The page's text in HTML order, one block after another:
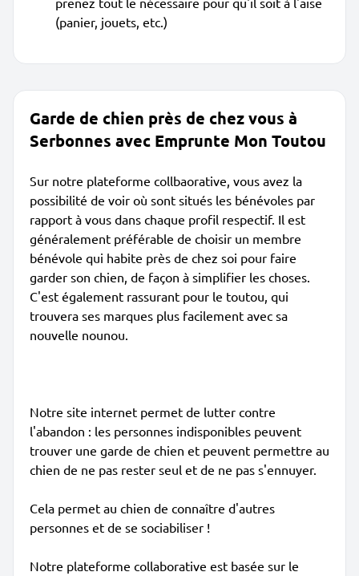
(panier, jouets, etc.)
Garde de chien près de chez vous à
Serbonnes avec Emprunte Mon Toutou
Sur notre plateforme collbaorative, vous avez la
possibilité de voir où sont situés les bénévoles par
rapport à vous dans chaque profil respectif. Il est
généralement préférable de choisir un membre
bénévole qui habite près de chez soi pour faire
garder son chien, de façon à simplifier les choses.
C'est également rassurant pour le toutou, qui
trouvera ses marques plus facilement avec sa
nouvelle nounou.
Notre site internet permet de lutter contre
l'abandon : les personnes indisponibles peuvent
trouver une garde de chien et peuvent permettre au
chien de ne pas rester seul et de ne pas s'ennuyer.
Cela permet au chien de connaître d'autres
personnes et de se sociabiliser !
Notre plateforme collaborative est basée sur le